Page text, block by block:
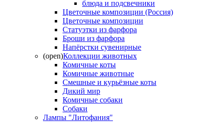
блюда и подсвечники
Цветочные композиции (Россия)
Цветочные композиции
Статуэтки из фарфора
Броши из фарфора
Напёрстки сувенирные
(open)Коллекции животных
Комичные коты
Комичные животные
Смешные и курьёзные коты
Дикий мир
Комичные собаки
Собаки
Лампы "Литофания"